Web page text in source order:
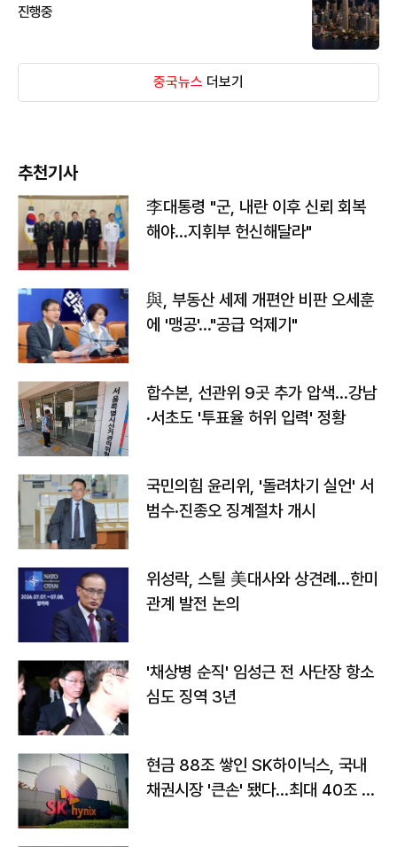
진행중
중국뉴스 더보기
추천기사
李대통령 "군, 내란 이후 신뢰 회복
해야…지휘부 헌신해달라"
與, 부동산 세제 개편안 비판 오세훈
에 '맹공'…"공급 억제기"
합수본, 선관위 9곳 추가 압색…강남
·서초도 '투표율 허위 입력' 정황
국민의힘 윤리위, '돌려차기 실언' 서
범수·진종오 징계절차 개시
위성락, 스틸 美대사와 상견례…한미
관계 발전 논의
'채상병 순직' 임성근 전 사단장 항소
심도 징역 3년
현금 88조 쌓인 SK하이닉스, 국내
채권시장 '큰손' 됐다…최대 40조 투